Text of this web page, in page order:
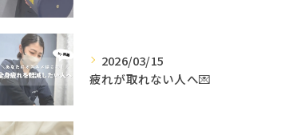
2026/03/15
疲れが取れない人へ💌